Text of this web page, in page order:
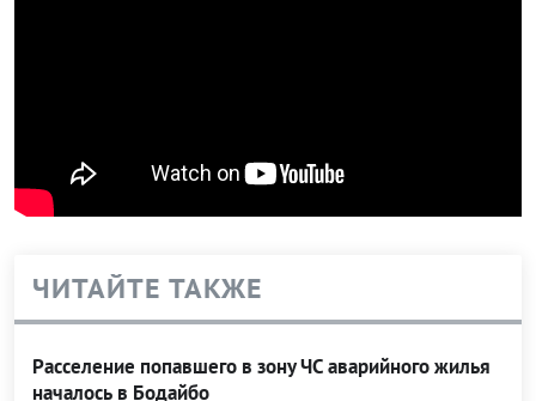
ЧИТАЙТЕ ТАКЖЕ
Расселение попавшего в зону ЧС аварийного жилья
началось в Бодайбо